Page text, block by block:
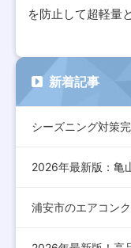
を防止して超軽量
新着記事